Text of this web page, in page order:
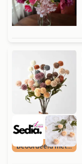
Beoordeeld met 9+